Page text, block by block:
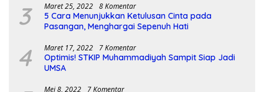
3 Maret 25, 2022 8 Komentar
5 Cara Menunjukkan Ketulusan Cinta pada
Pasangan, Menghargai Sepenuh Hati
4 Maret 17, 2022 7 Komentar
Optimis! STKIP Muhammadiyah Sampit Siap Jadi
UMSA
Mei 8, 2022 7 Komentar